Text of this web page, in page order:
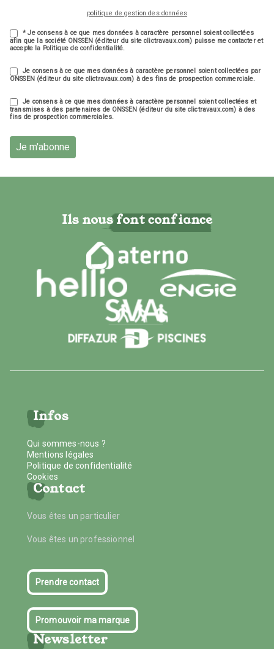
politique de gestion des données
* Je consens à ce que mes données à caractère personnel soient collectées
afin que la société ONSSEN (éditeur du site clictravaux.com) puisse me contacter et
accepte la Politique de confidentialité.
Je consens à ce que mes données à caractère personnel soient collectées par
ONSSEN (éditeur du site clictravaux.com) à des fins de prospection commerciale.
Je consens à ce que mes données à caractère personnel soient collectées et
transmises à des partenaires de ONSSEN (éditeur du site clictravaux.com) à des
fins de prospection commerciales.
Je m'abonne
Ils nous font confiance
Infos
Qui sommes-nous ?
Mentions légales
Politique de confidentialité
Cookies
Contact
Vous êtes un particulier
Vous êtes un professionnel
Prendre contact
Promouvoir ma marque
Newsletter